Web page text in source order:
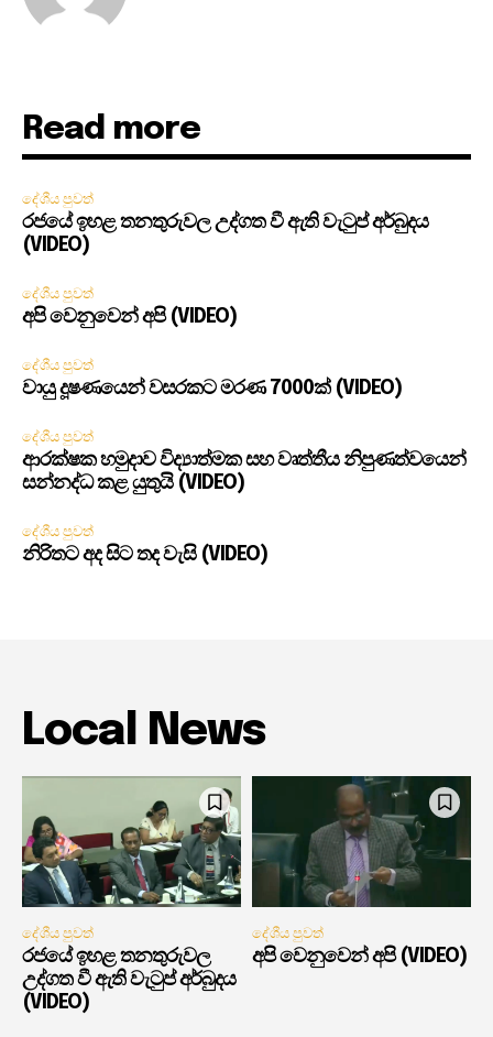
Read more
දේශීය පුවත්
රජයේ ඉහළ තනතුරුවල උද්ගත වී ඇති වැටුප් අර්බුදය
(VIDEO)
දේශීය පුවත්
අපි වෙනුවෙන් අපි (VIDEO)
දේශීය පුවත්
වායු දූෂණයෙන් වසරකට මරණ 7000ක් (VIDEO)
දේශීය පුවත්
ආරක්ෂක හමුදාව විද්‍යාත්මක සහ වෘත්තීය නිපුණත්වයෙන්
සන්නද්ධ කළ යුතුයි (VIDEO)
දේශීය පුවත්
නිරිතට අද සිට තද වැසි (VIDEO)
Local News
දේශීය පුවත්
රජයේ ඉහළ තනතුරුවල
උද්ගත වී ඇති වැටුප් අර්බුදය
(VIDEO)
දේශීය පුවත්
අපි වෙනුවෙන් අපි (VIDEO)